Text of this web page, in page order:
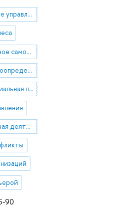
90
государственное управление
профессиональное самоопределение
социальное самоопределение
прикладная социальная психология
профессиональная деятельность